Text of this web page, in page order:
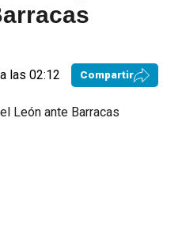
las 02:12 Compartir